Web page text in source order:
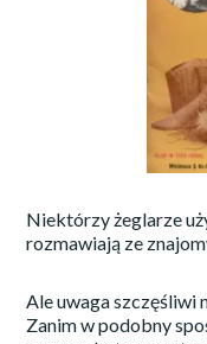
Niektórzy żeglarze
rozmawiają ze
Ale uwaga szczęśliwi
Zanim w podobny